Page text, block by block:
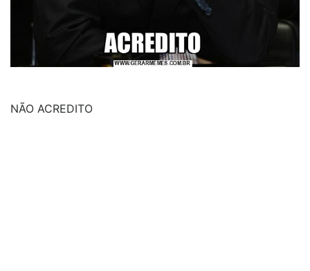
NÃO ACREDITO